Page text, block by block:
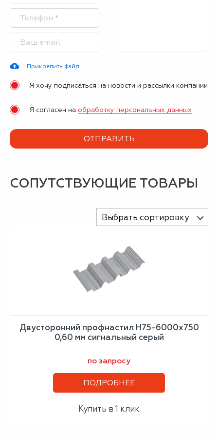
Прикрепить файл
Я хочу подписаться на новости и рассылки компании
Я согласен на обработку персональных данных
СОПУТСТВУЮЩИЕ ТОВАРЫ
Выбрать сортировку
Двусторонний профнастил Н75-6000х750
0,60 мм сигнальный серый
по запросу
ПОДРОБНЕЕ
Купить в 1 клик